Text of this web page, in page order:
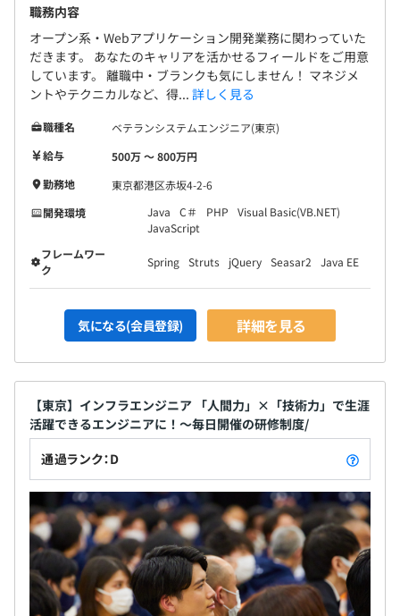
職務内容
オープン系・Webアプリケーション開発業務に関わっていた
だきます。 あなたのキャリアを活かせるフィールドをご用意
しています。 離職中・ブランクも気にしません！ マネジメ
ントやテクニカルなど、得... 詳しく見る
職種名
ベテランシステムエンジニア(東京)
給与
500万 〜 800万円
勤務地
東京都港区赤坂4-2-6
開発環境
Java C＃ PHP
Visual Basic(VB.NET)
JavaScript
フレームワー
ク
Spring Struts jQuery Seasar2 Java EE
気になる(会員登録) 詳細を見る
【東京】インフラエンジニア 「人間力」×「技術力」で生涯
活躍できるエンジニアに！～毎日開催の研修制度/
通過ランク：D